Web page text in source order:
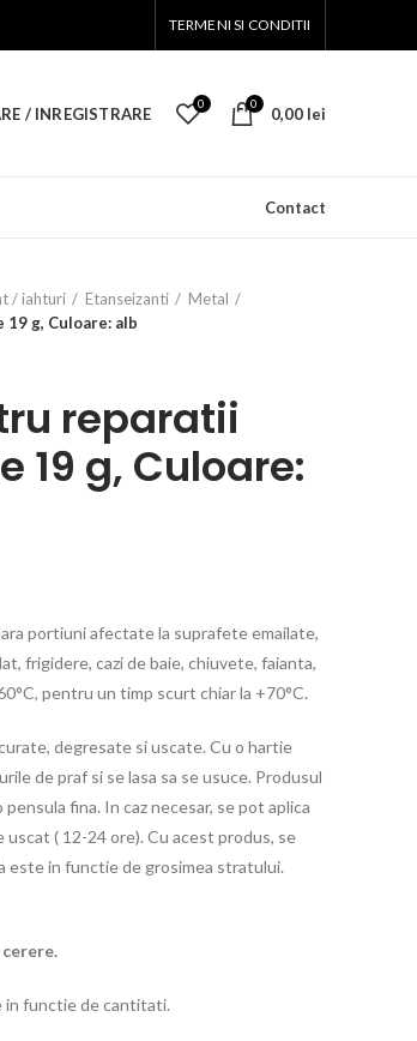
TERMENI SI CONDITII
/ INREGISTRARE
0 0
0,00 lei
Contact
/ iahturi Etanseizanti
Metal
g, Culoare: alb
reparatii
19 g, Culoare:
portiuni afectate la suprafete emailate,
frigidere, cazi de baie, chiuvete, faianta,
pentru un timp scurt chiar la +70°C.
degresate si uscate. Cu o hartie
de praf si se lasa sa se usuce. Produsul
fina. In caz necesar, se pot aplica
( 12-24 ore). Cu acest produs, se
este in functie de grosimea stratului.
functie de cantitati.